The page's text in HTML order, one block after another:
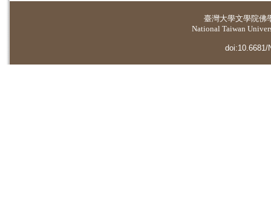
臺灣大學文學院佛
National Taiwan
doi:10.6681/